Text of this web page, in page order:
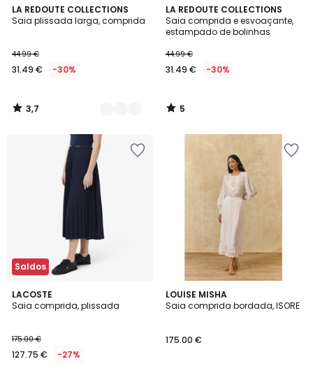
LA REDOUTE COLLECTIONS
Saia plissada larga, comprida
44.99 €
31.49 € -30%
3,7
/ 5
2
Cores
3,7
/
LA REDOUTE COLLECTIONS
Saia comprida e esvoaçante,
estampado de bolinhas
44.99 €
31.49 € -30%
5
/
5
5
/
Saldos
LACOSTE
Saia comprida, plissada
175.00 €
127.75 € -27%
4
/
2
Cores
LOUISE MISHA
Saia comprida bordada, ISORE
175.00 €